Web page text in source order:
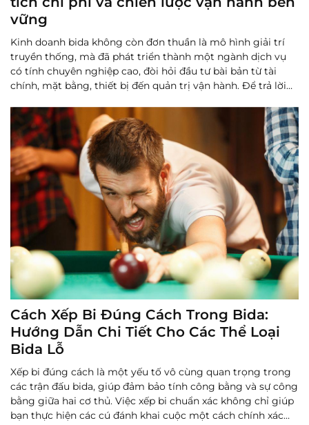
vững
Kinh doanh bida không còn đơn thuần là mô hình giải trí
truyền thống, mà đã phát triển thành một ngành dịch vụ
có tính chuyên nghiệp cao, đòi hỏi đầu tư bài bản từ tài
chính, mặt bằng, thiết bị đến quản trị vận hành. Để trả lời
thêm
Cách Xếp Bi Đúng Cách Trong Bida:
Hướng Dẫn Chi Tiết Cho Các Thể Loại
Bida Lỗ
Xếp bi đúng cách là một yếu tố vô cùng quan trọng trong
các trận đấu bida, giúp đảm bảo tính công bằng và sự công
bằng giữa hai cơ thủ. Việc xếp bi chuẩn xác không chỉ giúp
bạn thực hiện các cú đánh khai cuộc một cách chính xác